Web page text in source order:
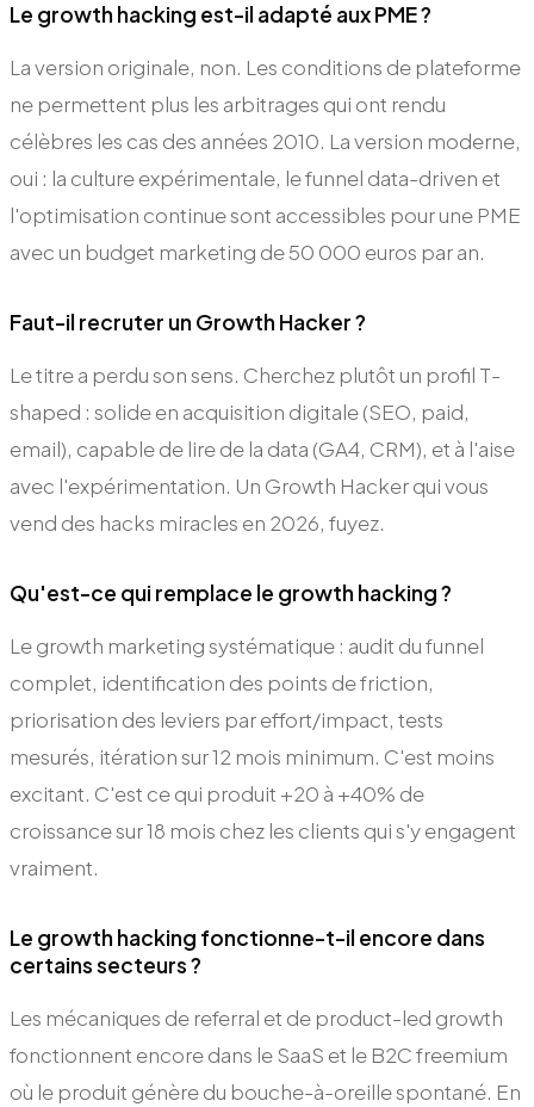
Le growth hacking est-il adapté aux PME ?
La version originale, non. Les conditions de plateforme
ne permettent plus les arbitrages qui ont rendu
célèbres les cas des années 2010. La version moderne,
oui : la culture expérimentale, le funnel data-driven et
l'optimisation continue sont accessibles pour une PME
avec un budget marketing de 50 000 euros par an.
Faut-il recruter un Growth Hacker ?
Le titre a perdu son sens. Cherchez plutôt un profil T-
shaped : solide en acquisition digitale (SEO, paid,
email), capable de lire de la data (GA4, CRM), et à l'aise
avec l'expérimentation. Un Growth Hacker qui vous
vend des hacks miracles en 2026, fuyez.
Qu'est-ce qui remplace le growth hacking ?
Le growth marketing systématique : audit du funnel
complet, identification des points de friction,
priorisation des leviers par effort/impact, tests
mesurés, itération sur 12 mois minimum. C'est moins
excitant. C'est ce qui produit +20 à +40% de
croissance sur 18 mois chez les clients qui s'y engagent
vraiment.
Le growth hacking fonctionne-t-il encore dans
certains secteurs ?
Les mécaniques de referral et de product-led growth
fonctionnent encore dans le SaaS et le B2C freemium
où le produit génère du bouche-à-oreille spontané. En